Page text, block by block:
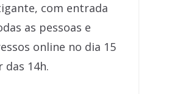
com entrada
as pessoas e
online no dia 15
14h.